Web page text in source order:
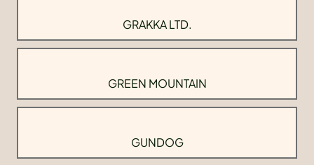
GRAKKA LTD.
GREEN MOUNTAIN
GUNDOG